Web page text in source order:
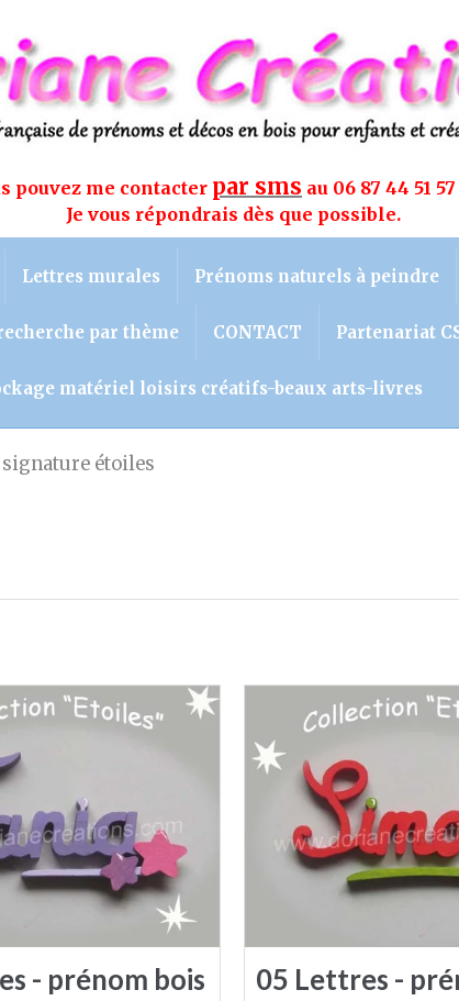
pouvez me contacter par sms au 06 87 44 51
Je vous répondrais dès que possible.
Lettres murales Prénoms naturels à peindre
par thème CONTACT Partenariat
matériel loisirs créatifs-beaux arts-livres
signature étoiles
- prénom bois
05 Lettres -